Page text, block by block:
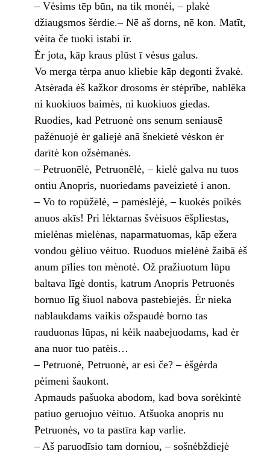
– Vėsims tēp būn, na tik monėi, – plakė
džiaugsmos šėrdie.– Nē aš dorns, nē kon. Matīt,
vėita če tuoki istabi īr.
Ėr jota, kāp kraus plūst ī vėsus galus.
Vo merga tėrpa anuo kliebie kāp degonti žvakė.
Atsėrada ėš kažkor drosoms ėr stėprībe, nablēka
ni kuokiuos baimės, ni kuokiuos giedas.
Ruodies, kad Petruonė ons senum seniausē
pažėnuojė ėr galiejė anā šnekietė vėskon ėr
darītė kon ožsėmanės.
– Petruonēlė, Petruonēlė, – kielė galva nu tuos
ontiu Anopris, nuoriedams paveizietė i anon.
– Vo to ropūžēlė, – pamėslėjė, – kuokės poikės
anuos akīs! Pri lėktarnas švėisuos ēšpliestas,
mielėnas mielėnas, naparmatuomas, kāp ežera
vondou gėliuo vėituo. Ruoduos mielėnė žaibā ėš
anum pīlies ton mėnotė. Ož pražiuotum lūpu
baltava līgė dontis, katrum Anopris Petruonės
bornuo līg šiuol nabova pastebiejės. Ėr nieka
nablaukdams vaikis ožspaudė borno tas
rauduonas lūpas, ni kėik naabejuodams, kad ėr
ana nuor tuo patėis…
– Petruonė, Petruonė, ar esi če? – ėšgėrda
pėimeni šaukont.
Apmauds pašuoka abodom, kad bova sorėkintė
patiuo geruojuo vėituo. Atšuoka anopris nu
Petruonės, vo ta pastīra kap varlie.
– Aš paruodīsio tam dorniou, – sošnėbždiejė